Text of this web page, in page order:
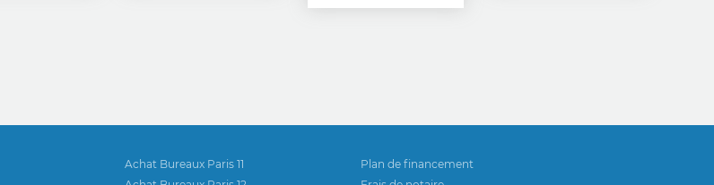
toutes une
Achat Bureaux Paris 11
Plan de financement